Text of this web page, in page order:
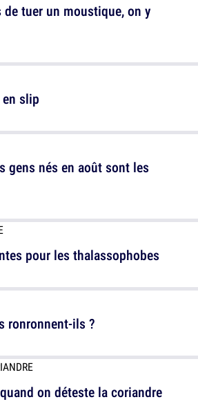
tuer un moustique, on y
gens nés en août sont les
ronronnent-ils ?
slip
pour les thalassophobes
on déteste la coriandre